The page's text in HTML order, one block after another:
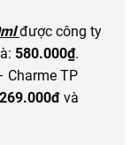
được công ty
580.000₫.
Charme TP
269.000đ và